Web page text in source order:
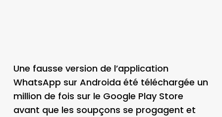
Une fausse version de l’application
WhatsApp sur Androida été téléchargée un
million de fois sur le Google Play Store
avant que les soupçons se progagent et